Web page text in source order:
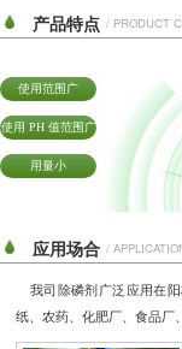
产品特点 / PRODUCT
使用范围广
使用 PH 值范围广
用量小
应用场合 /
我司除磷剂广泛应用在
纸、农药、化肥厂、食品厂